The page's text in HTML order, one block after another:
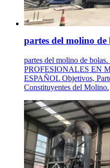
partes del molino
partes del molino de
PROFESIONALES EN
ESPAÑOL Objetivos,
Constituyentes del Molino.